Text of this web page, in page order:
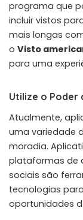
programa que
incluir vistos
mais longas
o Visto
para uma
Utilize o Poder
Atualmente,
uma variedade
moradia.
plataformas de
sociais são
tecnologias
oportunidades